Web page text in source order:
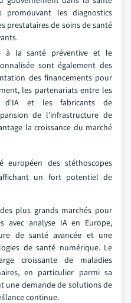
les diagnostics
prestataires de soins de santé
à la santé préventive et le
sont également des
des financements pour
les partenariats entre les
d'IA et les fabricants de
de l'infrastructure de
la croissance du marché
européen des stéthoscopes
un fort potentiel de
plus grands marchés pour
avec analyse IA en Europe,
de santé avancée et une
de santé numérique. Le
croissante de maladies
en particulier parmi sa
une demande de solutions de
continue.